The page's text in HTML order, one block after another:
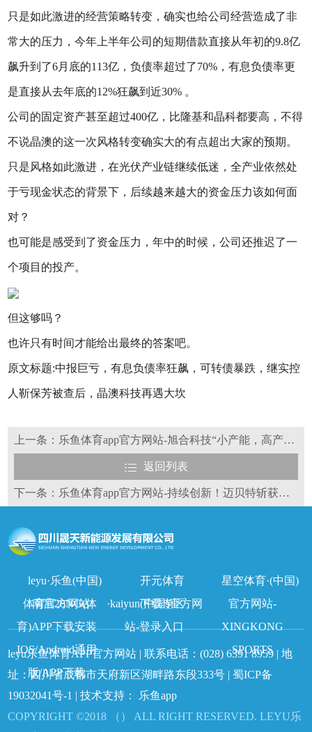
只是如此激进的经营策略转变，确实也给公司经营造成了非
常大的压力，今年上半年公司的短期借款直接从年初的9.8亿
飙升到了6月底的113亿，负债率超过了70%，有息负债率更
是直接从去年底的12%狂飙到近30% 。
公司的固定资产甚至超过400亿，比隆基和晶科都要高，不得
不说晶澳的这一次风格转变确实大的有点超出大家的预期。
只是风格如此激进，在光伏产业链继续低迷，全产业依然处
于亏现金状态的背景下，后续越来越大的资金压力该如何面
对？
也可能是感受到了资金压力，年中的时候，公司还推迟了一
个项目的投产。
但这够吗？
也许只有时间才能给出最终的答案吧。
原文标题:中报巨亏，有息负债率狂飙，可转债暴跌，继实控
人靳保芳被查后，晶澳科技再遇大坎
上一条：乐鱼体育app官方网站-旭合科技“小产能，高产出”尽显TOPCon黑马潜质
返回列表
下一条：乐鱼体育app官方网站-持续创新！迈贝特斩获第十九届亚洲光储创新与合作论坛双项荣誉！
leyu·乐鱼(中国)
体育官方网站
开元体育
·kaiyun(中国)官方网
站-登录入口
星空体育·(中国)
官方网站-
XINGKONG
SPORTS
南宫28NG(体
育)APP下载安装
IOS/Android通用
版/APP下载
下载专区
leyu乐鱼体育APP官方网站 | 联系电话：(028) 6391 8959 | 地
址：四川省成都市天府新区湖畔路东段333号 |蜀ICP备
19032041号-1 | 技术支持： 乐鱼app
COPYRIGHT ©2018 （） ALL RIGHT RESERVED. LEYU乐